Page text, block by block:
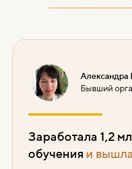
Александра
Бывший
Заработала 1,2
обучения и